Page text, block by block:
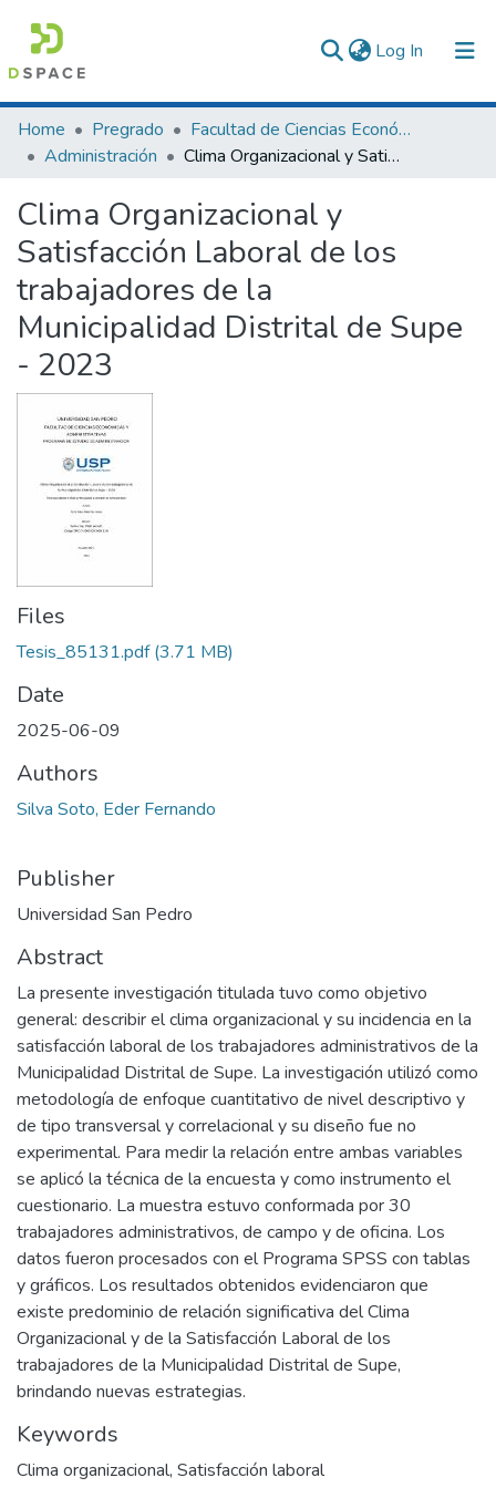
Log In (current)
Communities & Collections
All of DSpace
Statistics
Home Pregrado
Facultad de Ciencias Económicas y Administrativas
Administración
Clima Organizacional y Satisfacción Laboral de los trabajadores de la Municipalidad Distrital de Supe - 2023
Clima Organizacional y
Satisfacción Laboral de los
trabajadores de la
Municipalidad Distrital de Supe
- 2023
Files
Tesis_85131.pdf(3.71 MB)
Date
2025-06-09
Authors
Silva Soto, Eder Fernando
Publisher
Universidad San Pedro
Abstract
La presente investigación titulada tuvo como objetivo
general: describir el clima organizacional y su incidencia en la
satisfacción laboral de los trabajadores administrativos de la
Municipalidad Distrital de Supe. La investigación utilizó como
metodología de enfoque cuantitativo de nivel descriptivo y
de tipo transversal y correlacional y su diseño fue no
experimental. Para medir la relación entre ambas variables
se aplicó la técnica de la encuesta y como instrumento el
cuestionario. La muestra estuvo conformada por 30
trabajadores administrativos, de campo y de oficina. Los
datos fueron procesados con el Programa SPSS con tablas
y gráficos. Los resultados obtenidos evidenciaron que
existe predominio de relación significativa del Clima
Organizacional y de la Satisfacción Laboral de los
trabajadores de la Municipalidad Distrital de Supe,
brindando nuevas estrategias.
Keywords
Clima organizacional, Satisfacción laboral